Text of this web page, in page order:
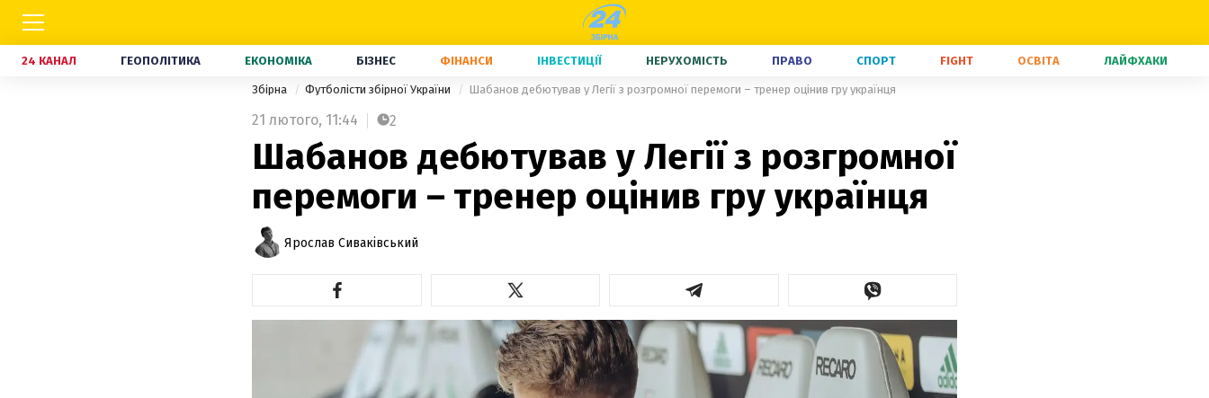
24 КАНАЛ ГЕОПОЛІТИКА ЕКОНОМІКА БІЗНЕС ФІНАНСИ ІНВЕСТИЦІЇ НЕРУХОМІСТЬ ПРАВО СПОРТ FIGHT ОСВІТА ЛАЙФХАКИ
Збірна Футболісти збірної України Шабанов дебютував у Легії з розгромної перемоги – тренер оцінив гру українця
21 лютого, 11:44 2
Шабанов дебютував у Легії з розгромної
перемоги – тренер оцінив гру українця
Ярослав Сиваківський